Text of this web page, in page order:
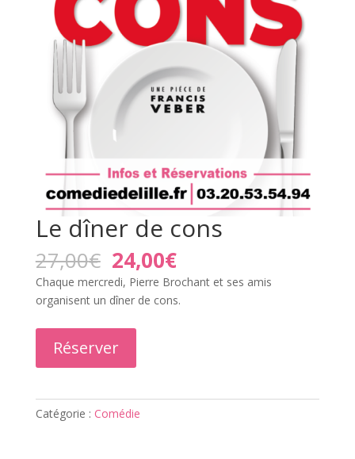
Le dîner de cons
27,00€ Le
prix
initial
était :
27,00€.
24,00€Le
prix
actuel
est :
Chaque mercredi, Pierre Brochant et ses amis
organisent un dîner de cons.
Réserver
Catégorie : Comédie